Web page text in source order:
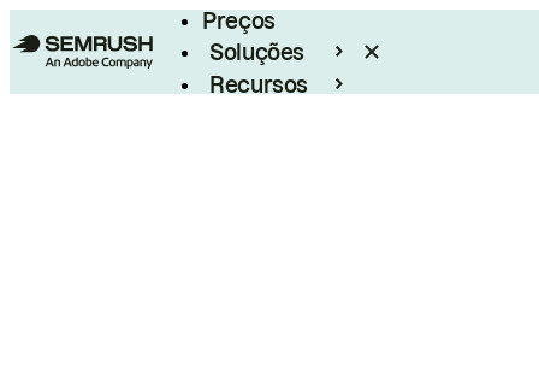
Preços
Soluções
Recursos